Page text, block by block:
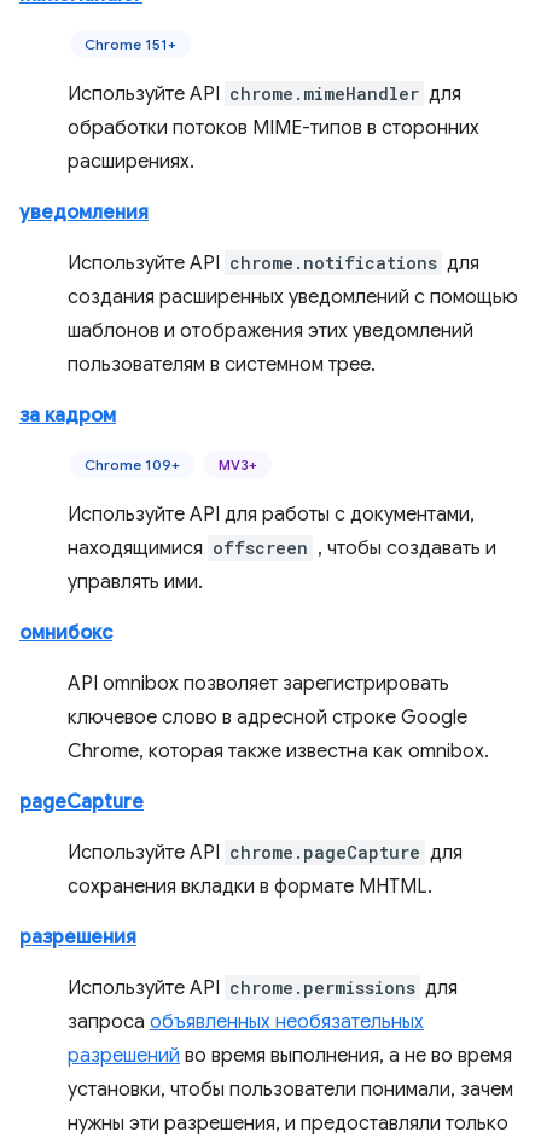
Chrome 151+
Используйте API chrome.mimeHandler для
обработки потоков MIME-типов в сторонних
расширениях.
уведомления
Используйте API chrome.notifications для
создания расширенных уведомлений с помощью
шаблонов и отображения этих уведомлений
пользователям в системном трее.
за кадром
Chrome 109+ MV3+
Используйте API для работы с документами,
находящимися offscreen , чтобы создавать и
управлять ими.
омнибокс
API omnibox позволяет зарегистрировать
ключевое слово в адресной строке Google
Chrome, которая также известна как omnibox.
pageCapture
Используйте API chrome.pageCapture для
сохранения вкладки в формате MHTML.
разрешения
Используйте API chrome.permissions для
запроса объявленных необязательных
разрешений во время выполнения, а не во время
установки, чтобы пользователи понимали, зачем
нужны эти разрешения, и предоставляли только